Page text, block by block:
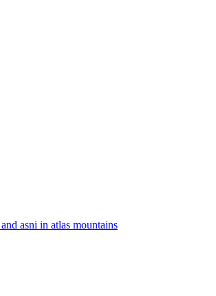
asni in atlas mountains